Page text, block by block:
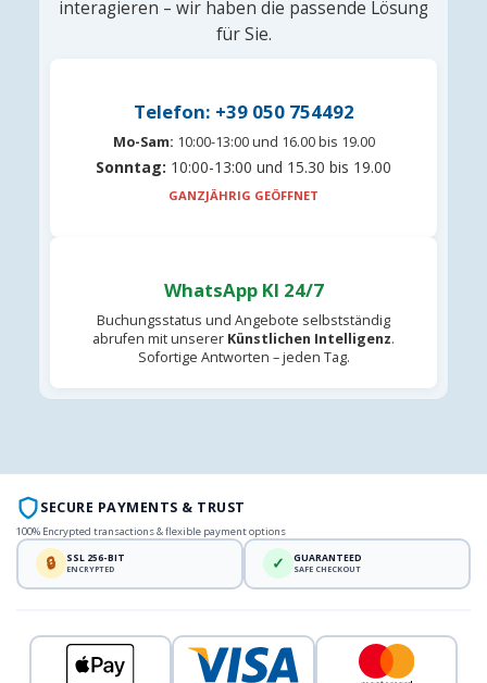
interagieren – wir haben die passende Lösung
für Sie.
Telefon: +39 050 754492
Mo-Sam: 10:00-13:00 und 16.00 bis 19.00
Sonntag: 10:00-13:00 und 15.30 bis 19.00
GANZJÄHRIG GEÖFFNET
WhatsApp KI 24/7
Buchungsstatus und Angebote selbstständig
abrufen mit unserer Künstlichen Intelligenz.
Sofortige Antworten – jeden Tag.
SECURE PAYMENTS & TRUST
100% Encrypted transactions & flexible payment options
🔒 SSL 256-BIT
ENCRYPTED ✓ GUARANTEED
SAFE CHECKOUT